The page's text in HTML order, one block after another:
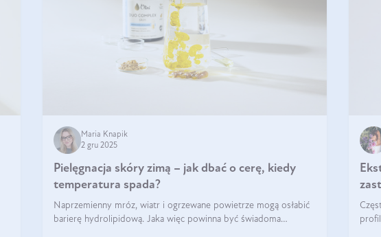
Maria Knapik
2 gru 2025
Pielęgnacja skóry zimą – jak dbać o cerę, kiedy
temperatura spada?
Naprzemienny mróz, wiatr i ogrzewane powietrze mogą osłabić
barierę hydrolipidową. Jaka więc powinna być świadoma